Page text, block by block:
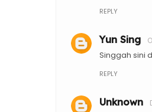
REPLY
Yun Sing
Singgah sini
REPLY
Unknown